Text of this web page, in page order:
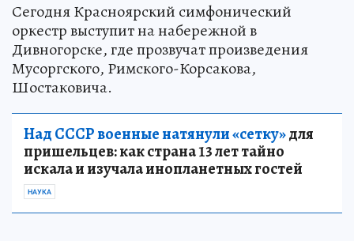
Сегодня Красноярский симфонический
оркестр выступит на набережной в
Дивногорске, где прозвучат произведения
Мусоргского, Римского-Корсакова,
Шостаковича.
Над СССР военные натянули «сетку»для
пришельцев: как страна 13 лет тайно
искала и изучала инопланетных гостей
НАУКА